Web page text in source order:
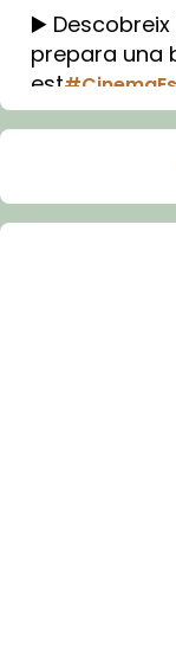
▶️
prepara una
est
Imatge: